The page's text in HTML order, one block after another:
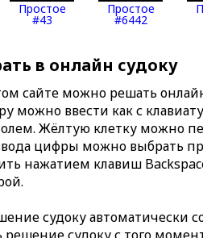
Простое
#43
Простое
#6442
в онлайн судоку
сайте можно решать
можно ввести как с
Жёлтую клетку можно
цифры можно выбрать
нажатием клавиш
судоку автоматически